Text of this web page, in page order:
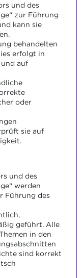
und des
zur Führung
kann sie
behandelten
erfolgt in
auf
oder
sie auf
und des
werden
Führung des
geführt. Alle
in den
sind korrekt